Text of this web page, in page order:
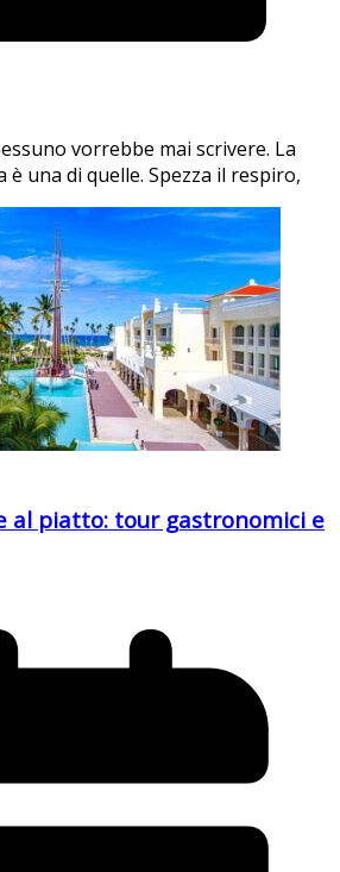
vorrebbe mai scrivere. La
è una di quelle. Spezza il respiro,
al piatto: tour gastronomici e